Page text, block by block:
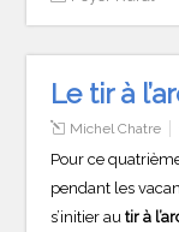
Le tir à
Michel Chatre
Pour ce
pendant les
s’initier autir à